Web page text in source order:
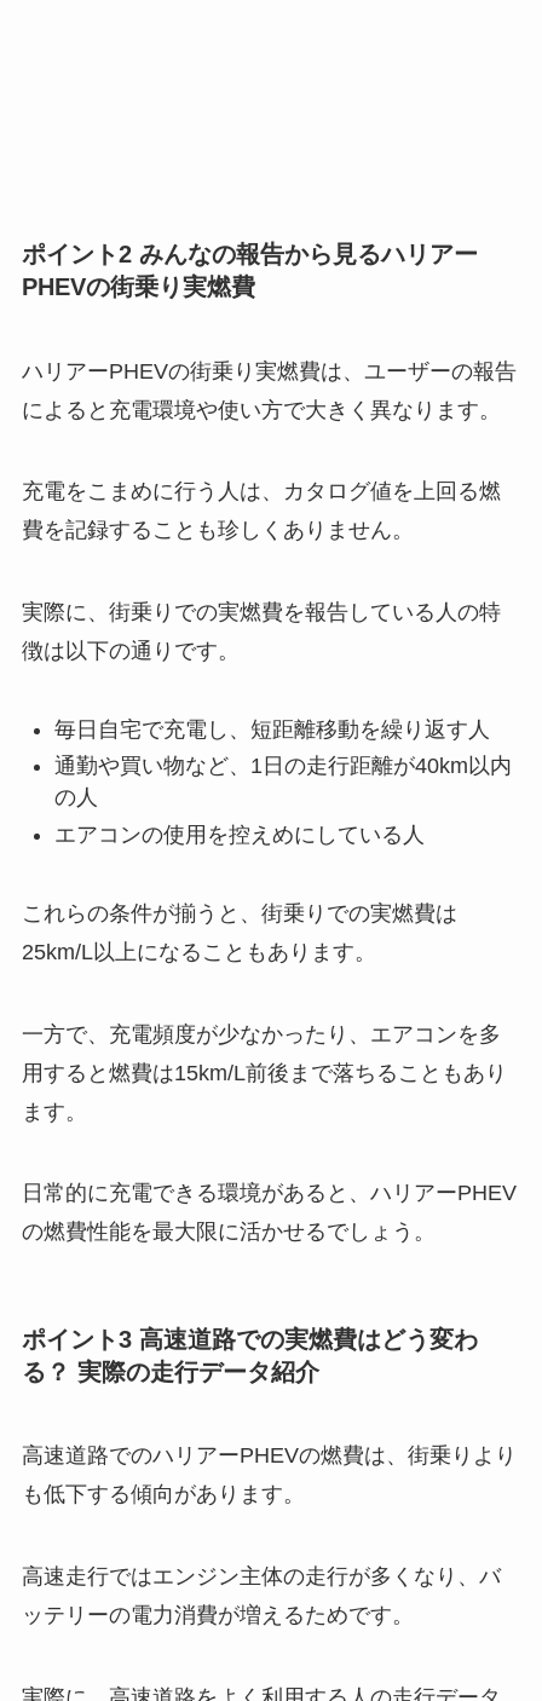
ポイント2 みんなの報告から見るハリアー
PHEVの街乗り実燃費
ハリアーPHEVの街乗り実燃費は、ユーザーの報告
によると充電環境や使い方で大きく異なります。
充電をこまめに行う人は、カタログ値を上回る燃
費を記録することも珍しくありません。
実際に、街乗りでの実燃費を報告している人の特
徴は以下の通りです。
毎日自宅で充電し、短距離移動を繰り返す人
通勤や買い物など、1日の走行距離が40km以内
の人
エアコンの使用を控えめにしている人
これらの条件が揃うと、街乗りでの実燃費は
25km/L以上になることもあります。
一方で、充電頻度が少なかったり、エアコンを多
用すると燃費は15km/L前後まで落ちることもあり
ます。
日常的に充電できる環境があると、ハリアーPHEV
の燃費性能を最大限に活かせるでしょう。
ポイント3 高速道路での実燃費はどう変わ
る？ 実際の走行データ紹介
高速道路でのハリアーPHEVの燃費は、街乗りより
も低下する傾向があります。
高速走行ではエンジン主体の走行が多くなり、バ
ッテリーの電力消費が増えるためです。